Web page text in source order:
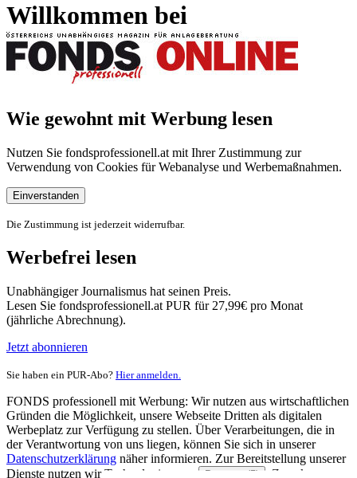
Willkommen bei
Wie gewohnt mit Werbung lesen
Nutzen Sie fondsprofessionell.at mit Ihrer Zustimmung zur
Verwendung von Cookies für Webanalyse und Werbemaßnahmen.
Einverstanden
Die Zustimmung ist jederzeit widerrufbar.
Werbefrei lesen
Unabhängiger Journalismus hat seinen Preis.
Lesen Sie fondsprofessionell.at PUR für 27,99€ pro Monat
(jährliche Abrechnung).
Jetzt abonnieren
Sie haben ein PUR-Abo? Hier anmelden.
FONDS professionell mit Werbung: Wir nutzen aus wirtschaftlichen
Gründen die Möglichkeit, unsere Webseite Dritten als digitalen
Werbeplatz zur Verfügung zu stellen. Über Verarbeitungen, die in
der Verantwortung von uns liegen, können Sie sich in unserer
Datenschutzerklärung näher informieren. Zur Bereitstellung unserer
Dienste nutzen wir Technologien von
Partnern (5)
. Zwecke: